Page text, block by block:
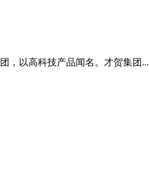
，以高科技产品闻名。才贺集团...